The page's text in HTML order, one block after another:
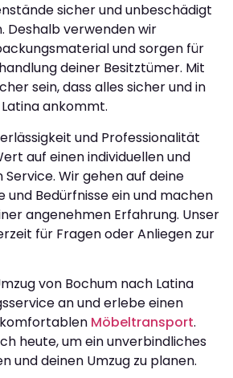
sicher und unbeschädigt
Deshalb verwenden wir
und sorgen für
deiner Besitztümer. Mit
sein, dass alles sicher und in
ankommt.
und Professionalität
auf einen individuellen und
Wir gehen auf deine
und Bedürfnisse ein und machen
angenehmen Erfahrung. Unser
für Fragen oder Anliegen zur
von Bochum nach Latina
an und erlebe einen
Möbeltransport.
heute, um ein unverbindliches
und deinen Umzug zu planen.